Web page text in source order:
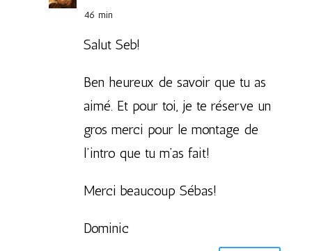
46 min
Salut Seb!
Ben heureux de savoir que tu as
aimé. Et pour toi, je te réserve un
gros merci pour le montage de
l’intro que tu m’as fait!
Merci beaucoup Sébas!
Dominic